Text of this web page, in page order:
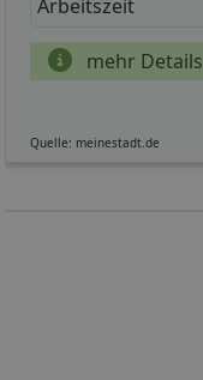
Arbeitszeit
mehr Details
Quelle: meinestadt.de